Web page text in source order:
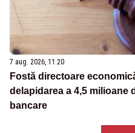
7 aug. 2026, 11:20
Fostă directoare
delapidarea a 4,5 milioane
bancare